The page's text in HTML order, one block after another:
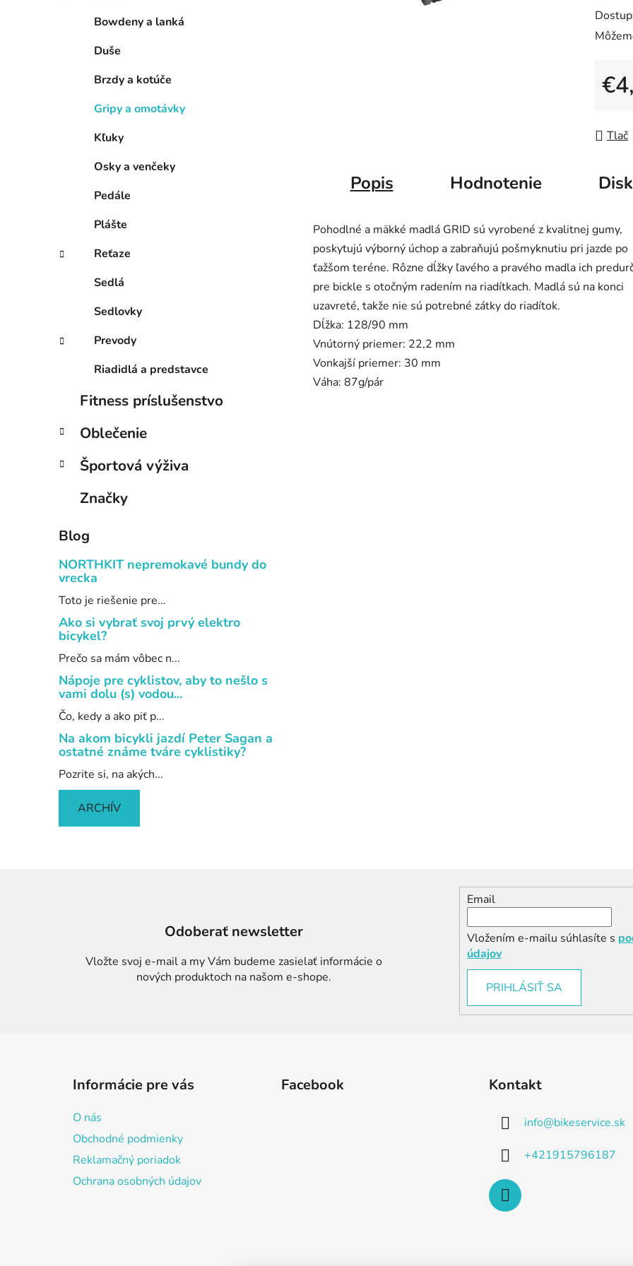
Bowdeny a lanká
Duše
Brzdy a kotúče
Gripy a omotávky
Kľuky
Osky a venčeky
Pedále
Plášte
Reťaze
Sedlá
Sedlovky
Prevody
Riadidlá a predstavce
Fitness príslušenstvo
Oblečenie
Športová výživa
Značky
Blog
NORTHKIT nepremokavé bundy do
vrecka
Toto je riešenie pre...
Ako si vybrať svoj prvý elektro
bicykel?
Prečo sa mám vôbec n...
Nápoje pre cyklistov, aby to nešlo s
vami dolu (s) vodou...
Čo, kedy a ako piť p...
Na akom bicykli jazdí Peter Sagan a
ostatné známe tváre cyklistiky?
Pozrite si, na akých...
ARCHÍV
z
5
Tlač
Popis Hodnotenie
Pohodlné a mäkké madlá GRID sú vyrobené z kvalitnej gumy,
poskytujú výborný úchop a zabraňujú pošmyknutiu pri jazde po
ťažšom teréne. Rôzne dĺžky ľavého a pravého madla ich
pre bickle s otočným radením na riadítkach. Madlá sú na konci
uzavreté, takže nie sú potrebné zátky do riadítok.
Dĺžka: 128/90 mm
Vnútorný priemer: 22,2 mm
Vonkajší priemer: 30 mm
Váha: 87g/pár
Odoberať newsletter
Vložte svoj e-mail a my Vám budeme zasielať informácie o
nových produktoch na našom e-shope.
Email
Vložením e-mailu súhlasíte s
údajov
PRIHLÁSIŤ SA
Informácie pre vás
O nás
Obchodné podmienky
Reklamačný poriadok
Ochrana osobných údajov
Facebook Kontakt
info@bikeservice.sk
+421915796187